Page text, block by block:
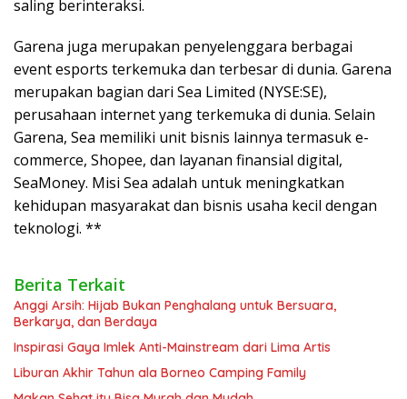
saling berinteraksi.
Garena juga merupakan penyelenggara berbagai
event esports terkemuka dan terbesar di dunia. Garena
merupakan bagian dari Sea Limited (NYSE:SE),
perusahaan internet yang terkemuka di dunia. Selain
Garena, Sea memiliki unit bisnis lainnya termasuk e-
commerce, Shopee, dan layanan finansial digital,
SeaMoney. Misi Sea adalah untuk meningkatkan
kehidupan masyarakat dan bisnis usaha kecil dengan
teknologi. **
Berita Terkait
Anggi Arsih: Hijab Bukan Penghalang untuk Bersuara,
Berkarya, dan Berdaya
Inspirasi Gaya Imlek Anti-Mainstream dari Lima Artis
Liburan Akhir Tahun ala Borneo Camping Family